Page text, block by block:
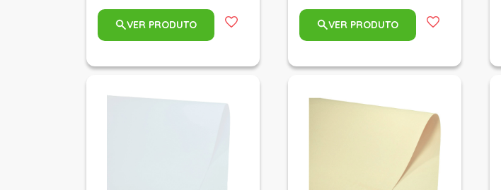
VER PRODUTO VER PRODUTO